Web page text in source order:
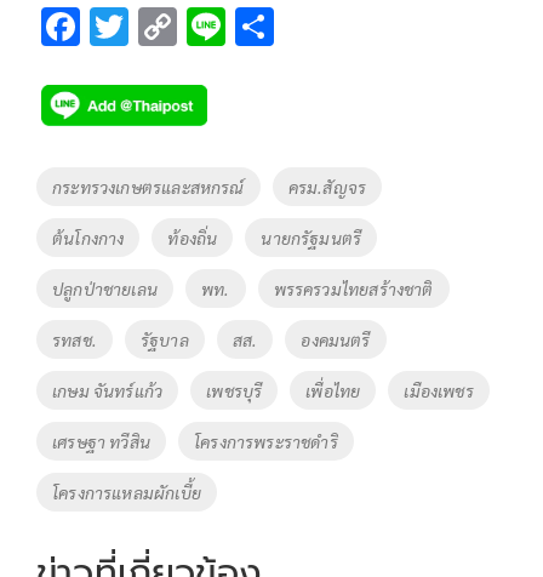
F
e
b
o
o
k
T
tt
er
C
p
y
Li
n
k
Li
Tags
กระทรวงเกษตรและสหกรณ์ ครม.สัญจร
ต้นโกงกาง ท้องถิ่น นายกรัฐมนตรี
ปลูกป่าชายเลน พท. พรรครวมไทยสร้างชาติ
รทสช. รัฐบาล สส. องคมนตรี
เกษม จันทร์แก้ว เพชรบุรี เพื่อไทย เมืองเพชร
เศรษฐา ทวีสิน โครงการพระราชดำริ
โครงการแหลมผักเบี้ย